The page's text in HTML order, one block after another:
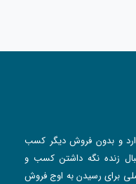
و بدون فروش دیگر کسب
زنده نگه داشتن کسب و
برای رسیدن به اوج فروش